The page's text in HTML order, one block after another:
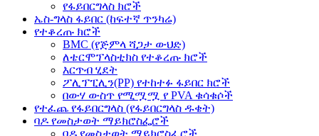
የፋይበርግላስ ክሮች
ኤስ-ግላስ ፋይበር (ከፍተኛ ጥንካሬ)
የተቆረጡ ክሮች
BMC (የጅምላ ሻጋታ ውህድ)
ለቴርሞፕላስቲክስ የተቆረጡ ክሮች
እርጥብ ሂደት
ፖሊፕፒሊን(PP) የተከተፉ ፋይበር ክሮች
በውሃ ውስጥ የሚሟሟ የ PVA ቁሳቁሶች
የተፈጨ የፋይበርግላስ (የፋይበርግላስ ዱቄት)
ባዶ የመስታወት ማይክሮስፌሮች
ባዶ የመስታወት ማይክሮስፌሮች